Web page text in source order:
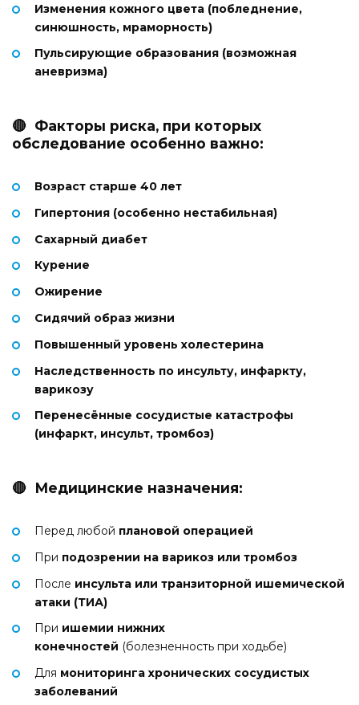
Изменения кожного цвета (побледнение,
синюшность, мраморность)
Пульсирующие образования (возможная
аневризма)
🔴 Факторы риска, при которых
обследование особенно важно:
Возраст старше 40 лет
Гипертония (особенно нестабильная)
Сахарный диабет
Курение
Ожирение
Сидячий образ жизни
Повышенный уровень холестерина
Наследственность по инсульту, инфаркту,
варикозу
Перенесённые сосудистые катастрофы
(инфаркт, инсульт, тромбоз)
🔴 Медицинские назначения:
Перед любой плановой операцией
При подозрении на варикоз или тромбоз
После инсульта или транзиторной ишемической
атаки (ТИА)
При ишемии нижних
конечностей (болезненность при ходьбе)
Для мониторинга хронических сосудистых
заболеваний